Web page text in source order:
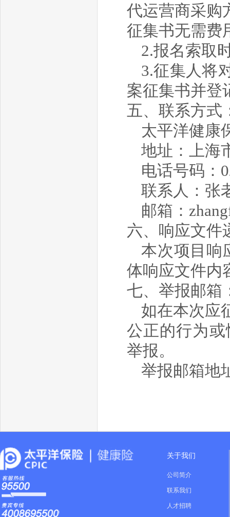
代运营商采购
征集书无需费
2.报名索取
3.征集人将
案征集书并登
五、联系方式
太平洋健康
地址：上海
电话号码：
联系人： 张
邮箱：
六、 响应文件
本次项目响
体响应文件内
七、举报邮箱
如在本次应
公正的行为
举报。
举报邮箱地
关于我们
公司简介
联系我们
人才招聘